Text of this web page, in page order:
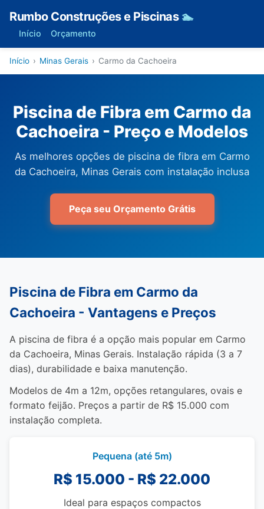
Rumbo Construções e Piscinas 🏊
Início Orçamento
Início › Minas Gerais › Carmo da Cachoeira
Piscina de Fibra em Carmo da
Cachoeira - Preço e Modelos
As melhores opções de piscina de fibra em Carmo
da Cachoeira, Minas Gerais com instalação inclusa
Peça seu Orçamento Grátis
Piscina de Fibra em Carmo da
Cachoeira - Vantagens e Preços
A piscina de fibra é a opção mais popular em Carmo
da Cachoeira, Minas Gerais. Instalação rápida (3 a 7
dias), durabilidade e baixa manutenção.
Modelos de 4m a 12m, opções retangulares, ovais e
formato feijão. Preços a partir de R$ 15.000 com
instalação completa.
Pequena (até 5m)
R$ 15.000 - R$ 22.000
Ideal para espaços compactos